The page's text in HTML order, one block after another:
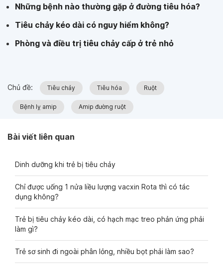
Những bệnh nào thường gặp ở đường tiêu hóa?
Tiêu chảy kéo dài có nguy hiểm không?
Phòng và điều trị tiêu chảy cấp ở trẻ nhỏ
Chủ đề: Tiêu chảy Tiêu hóa Ruột
Bệnh lỵ amip Amip đường ruột
Bài viết liên quan
Dinh dưỡng khi trẻ bị tiêu chảy
Chỉ được uống 1 nửa liều lượng vacxin Rota thì có tác
dụng không?
Trẻ bị tiêu chảy kéo dài, có hạch mạc treo phản ứng phải
làm gì?
Trẻ sơ sinh đi ngoài phân lỏng, nhiều bọt phải làm sao?